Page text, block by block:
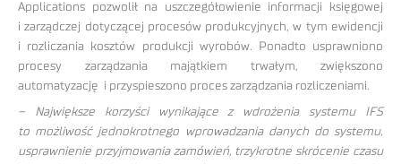
Applications pozwolił na uszczegółowienie informacji księgowej
i zarządczej dotyczącej procesów produkcyjnych, w tym ewidencji
i rozliczania kosztów produkcji wyrobów. Ponadto usprawniono
procesy zarządzania majątkiem trwałym, zwiększono
automatyzację i przyspieszono proces zarządzania rozliczeniami.
– Największe korzyści wynikające z wdrożenia systemu IFS
to możliwość jednokrotnego wprowadzania danych do systemu,
usprawnienie przyjmowania zamówień, trzykrotne skrócenie czasu